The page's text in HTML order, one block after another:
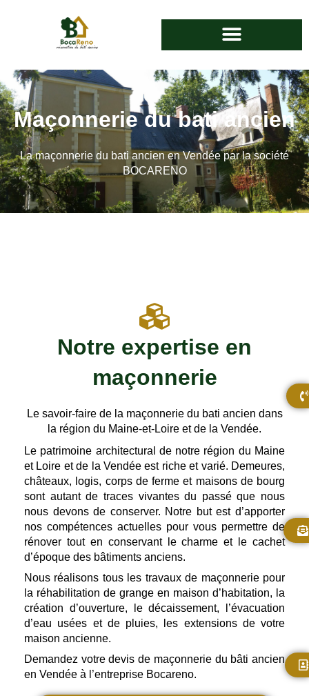
Maçonnerie du bati ancien
La maçonnerie du bati ancien en Vendée par la société
BOCARENO
Notre expertise en
maçonnerie
Le savoir-faire de la maçonnerie du bati ancien dans
la région du Maine-et-Loire et de la Vendée.
Le patrimoine architectural de notre région du Maine
et Loire et de la Vendée est riche et varié. Demeures,
châteaux, logis, corps de ferme et maisons de bourg
sont autant de traces vivantes du passé que nous
nous devons de conserver. Notre but est d’apporter
nos compétences actuelles pour vous permettre de
rénover tout en conservant le charme et le cachet
d’époque des bâtiments anciens.
Nous réalisons tous les travaux de maçonnerie pour
la réhabilitation de grange en maison d’habitation, la
création d’ouverture, le décaissement, l’évacuation
d’eau usées et de pluies, les extensions de votre
maison ancienne.
Demandez votre devis de maçonnerie du bâti ancien
en Vendée à l’entreprise Bocareno.